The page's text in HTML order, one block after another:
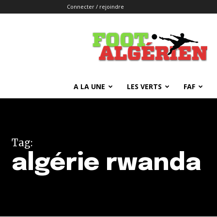
Connecter / rejoindre
FOOTALGERIEN
A LA UNE LES VERTS FAF
Tag:
algérie rwanda